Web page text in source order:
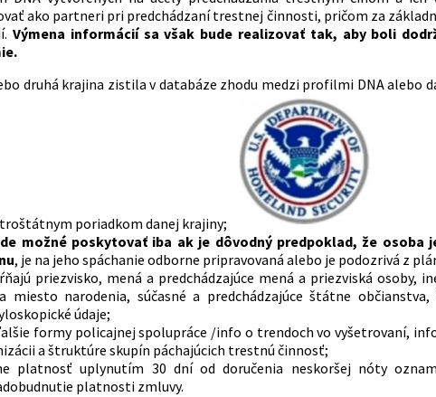
ako partneri pri predchádzaní trestnej činnosti, pričom za
Výmena informácií sa však bude realizovať tak, aby boli
druhá krajina zistila v databáze zhodu medzi profilmi DNA alebo
poriadkom danej krajiny;
možné poskytovať iba ak je dôvodný predpoklad, že osoba
, je na jeho spáchanie odborne pripravovaná alebo je podozrivá z
priezvisko, mená a predchádzajúce mená a priezviská osoby,
miesto narodenia, súčasné a predchádzajúce štátne
údaje;
formy policajnej spolupráce /info o trendoch vo vyšetrovaní,
a štruktúre skupín páchajúcich trestnú činnosť;
platnosť uplynutím 30 dní od doručenia neskoršej nóty
platnosti zmluvy.